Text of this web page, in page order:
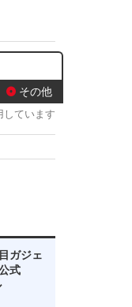
その他
ています
ガジェ
式